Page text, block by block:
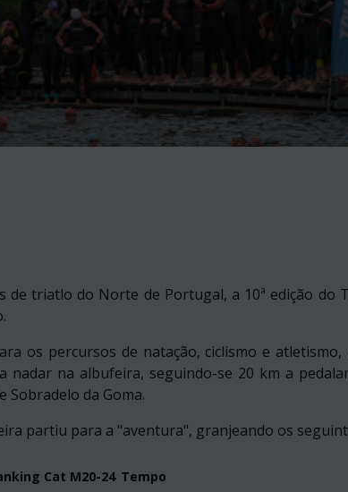
de triatlo do Norte de Portugal, a 10ª edição
os percursos de natação, ciclismo e
nadar na albufeira, seguindo-se 20 km a
Sobradelo da Goma.
partiu para a "aventura", granjeando os
Cat M20-24 Tempo